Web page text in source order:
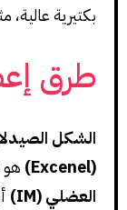
بكتيرية
طرق
الشكل
(Excenel)
هو
العضلي (IM)